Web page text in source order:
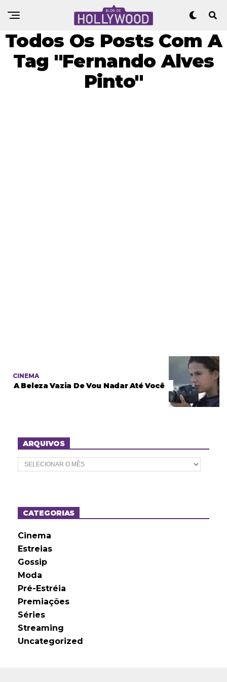
Todos Os Posts Com A
Tag "Fernando Alves
Pinto"
CINEMA
A Beleza Vazia De Vou Nadar Até Você
ARQUIVOS
A
r
o
sCATEGORIAS
Cinema
Estreias
Gossip
Moda
Pré-Estréia
Premiações
Séries
Streaming
Uncategorized